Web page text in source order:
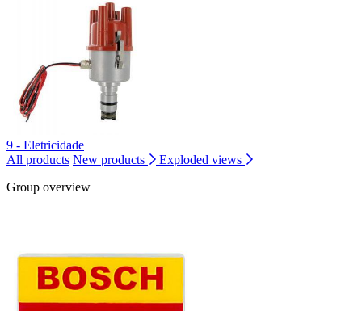
9 - Eletricidade
All products New products
Exploded views
Group overview